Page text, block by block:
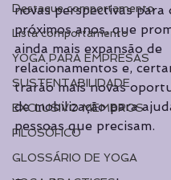
Destaque comportamento
Lista comportamento
YOGA PARA EMPRESAS
SUSTENTABILIDADE
EXCLUSIVO MEMBROS
FILOSÓFICO
GLOSSÁRIO DE YOGA
novas perspectivas para
próximos anos, que
ainda mais expansão de
relacionamentos e,
trarão mais novas
de mobilização para
pessoas que precisam.